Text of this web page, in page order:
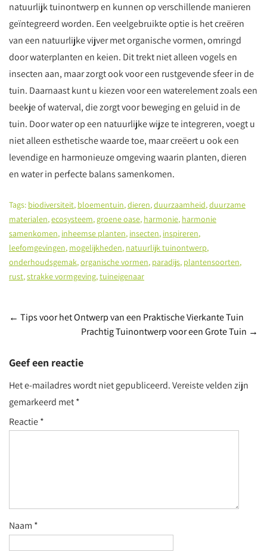
natuurlijk tuinontwerp en kunnen op verschillende manieren
geïntegreerd worden. Een veelgebruikte optie is het creëren
van een natuurlijke vijver met organische vormen, omringd
door waterplanten en keien. Dit trekt niet alleen vogels en
insecten aan, maar zorgt ook voor een rustgevende sfeer in de
tuin. Daarnaast kunt u kiezen voor een waterelement zoals een
beekje of waterval, die zorgt voor beweging en geluid in de
tuin. Door water op een natuurlijke wijze te integreren, voegt u
niet alleen esthetische waarde toe, maar creëert u ook een
levendige en harmonieuze omgeving waarin planten, dieren
en water in perfecte balans samenkomen.
Tags: biodiversiteit, bloementuin,dieren,duurzaamheid,duurzame
materialen,ecosysteem, groene oase, harmonie, harmonie
samenkomen, inheemse planten, insecten, inspireren,
leefomgevingen, mogelijkheden, natuurlijk tuinontwerp,
onderhoudsgemak,organische vormen, paradijs, plantensoorten,
rust,strakke vormgeving,tuineigenaar
Post
navigation
← Tips voor het Ontwerp van een Praktische Vierkante Tuin
Prachtig Tuinontwerp voor een Grote Tuin →
Geef een reactie
Het e-mailadres wordt niet gepubliceerd.Vereiste velden zijn
gemarkeerd met*
Reactie*
Naam *